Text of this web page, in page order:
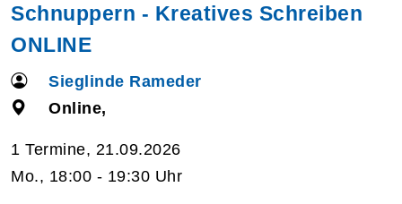
Schnuppern - Kreatives Schreiben
ONLINE
Sieglinde Rameder
Online,
1 Termine, 21.09.2026
Mo., 18:00 - 19:30 Uhr